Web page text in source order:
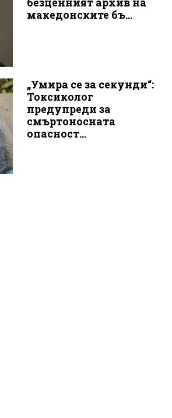
македонските бъ...
„Умира се за секунди“:
Токсиколог
предупреди за
смъртоносната
опасност...